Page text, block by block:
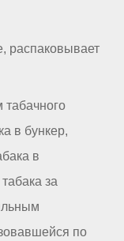
распаковывает
табачного
в бункер,
в
за
по